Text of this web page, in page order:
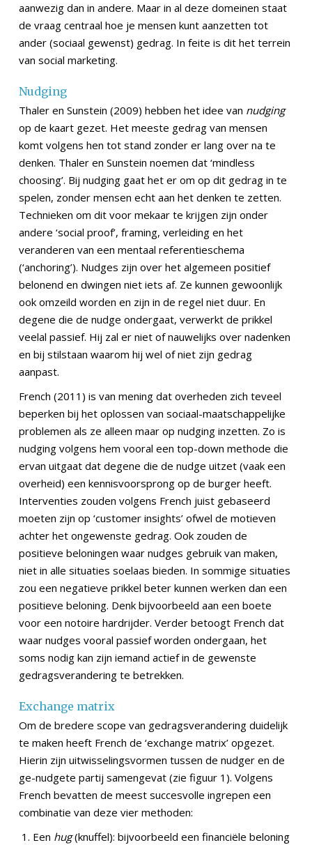
aanwezig dan in andere. Maar in al deze domeinen staat
de vraag centraal hoe je mensen kunt aanzetten tot
ander (sociaal gewenst) gedrag. In feite is dit het terrein
van social marketing.
Nudging
Thaler en Sunstein (2009) hebben het idee van nudging
op de kaart gezet. Het meeste gedrag van mensen
komt volgens hen tot stand zonder er lang over na te
denken. Thaler en Sunstein noemen dat ‘mindless
choosing’. Bij nudging gaat het er om op dit gedrag in te
spelen, zonder mensen echt aan het denken te zetten.
Technieken om dit voor mekaar te krijgen zijn onder
andere ‘social proof’, framing, verleiding en het
veranderen van een mentaal referentieschema
(‘anchoring’). Nudges zijn over het algemeen positief
belonend en dwingen niet iets af. Ze kunnen gewoonlijk
ook omzeild worden en zijn in de regel niet duur. En
degene die de nudge ondergaat, verwerkt de prikkel
veelal passief. Hij zal er niet of nauwelijks over nadenken
en bij stilstaan waarom hij wel of niet zijn gedrag
aanpast.
French (2011) is van mening dat overheden zich teveel
beperken bij het oplossen van sociaal-maatschappelijke
problemen als ze alleen maar op nudging inzetten. Zo is
nudging volgens hem vooral een top-down methode die
ervan uitgaat dat degene die de nudge uitzet (vaak een
overheid) een kennisvoorsprong op de burger heeft.
Interventies zouden volgens French juist gebaseerd
moeten zijn op ‘customer insights’ ofwel de motieven
achter het ongewenste gedrag. Ook zouden de
positieve beloningen waar nudges gebruik van maken,
niet in alle situaties soelaas bieden. In sommige situaties
zou een negatieve prikkel beter kunnen werken dan een
positieve beloning. Denk bijvoorbeeld aan een boete
voor een notoire hardrijder. Verder betoogt French dat
waar nudges vooral passief worden ondergaan, het
soms nodig kan zijn iemand actief in de gewenste
gedragsverandering te betrekken.
Exchange matrix
Om de bredere scope van gedragsverandering duidelijk
te maken heeft French de ‘exchange matrix’ opgezet.
Hierin zijn uitwisselingsvormen tussen de nudger en de
ge-nudgete partij samengevat (zie figuur 1). Volgens
French bevatten de meest succesvolle ingrepen een
combinatie van deze vier methoden:
Een hug(knuffel): bijvoorbeeld een financiële beloning